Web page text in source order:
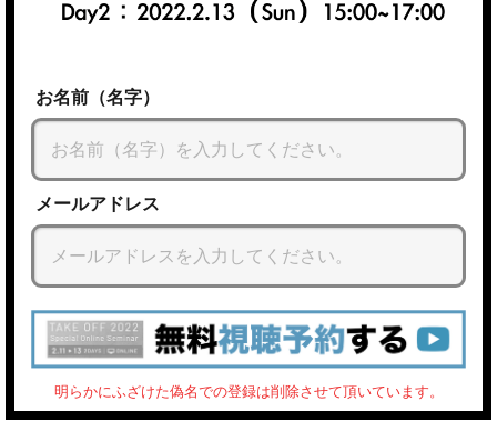
お名前（名字）
メールアドレス
明らかにふざけた偽名での登録は削除させて頂いています。